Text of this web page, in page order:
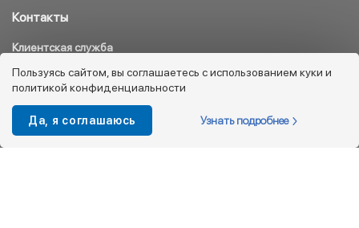
Контакты
Клиентская служба
8 800 333 08 45
info@kotofey.ru
Магазины в Москва (50)
Пользуясь сайтом, вы соглашаетесь с использованием куки и
политикой конфиденциальности
Да, я соглашаюсь Узнать подробнее